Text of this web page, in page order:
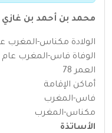
محمد بن أحمد بن غازي
الولادة مكناس-المغرب عام
الوفاة فاس-المغرب عام 919 هـ
العمر 78
أماكن الإقامة
فاس-المغرب
مكناس-المغرب
الأساتذة